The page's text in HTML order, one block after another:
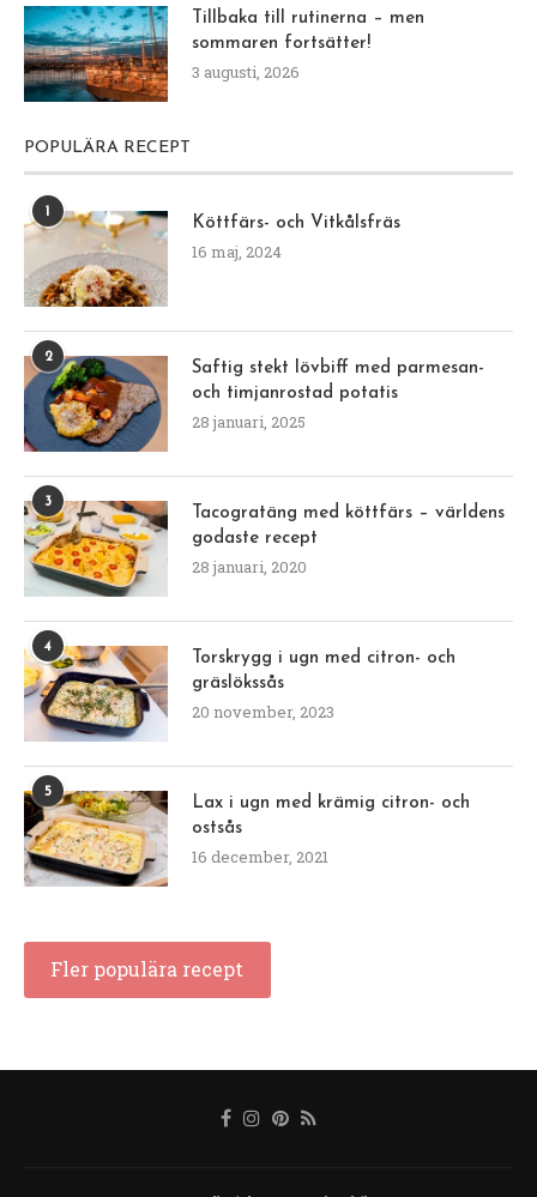
Tillbaka till rutinerna – men
sommaren fortsätter!
3 augusti, 2026
POPULÄRA RECEPT
1
Köttfärs- och Vitkålsfräs
16 maj, 2024
2
Saftig stekt lövbiff med parmesan-
och timjanrostad potatis
28 januari, 2025
3
Tacogratäng med köttfärs – världens
godaste recept
28 januari, 2020
4
Torskrygg i ugn med citron- och
gräslökssås
20 november, 2023
5
Lax i ugn med krämig citron- och
ostsås
16 december, 2021
Fler populära recept